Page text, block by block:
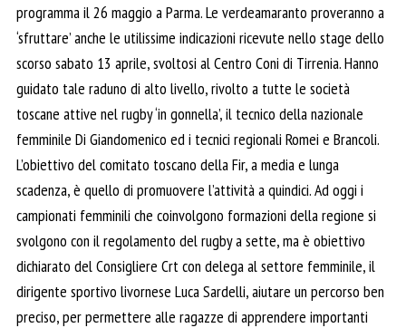
programma il 26 maggio a Parma. Le verdeamaranto proveranno a
‘sfruttare’ anche le utilissime indicazioni ricevute nello stage dello
scorso sabato 13 aprile, svoltosi al Centro Coni di Tirrenia. Hanno
guidato tale raduno di alto livello, rivolto a tutte le società
toscane attive nel rugby ‘in gonnella’, il tecnico della nazionale
femminile Di Giandomenico ed i tecnici regionali Romei e Brancoli.
L’obiettivo del comitato toscano della Fir, a media e lunga
scadenza, è quello di promuovere l’attività a quindici. Ad oggi i
campionati femminili che coinvolgono formazioni della regione si
svolgono con il regolamento del rugby a sette, ma è obiettivo
dichiarato del Consigliere Crt con delega al settore femminile, il
dirigente sportivo livornese Luca Sardelli, aiutare un percorso ben
preciso, per permettere alle ragazze di apprendere importanti